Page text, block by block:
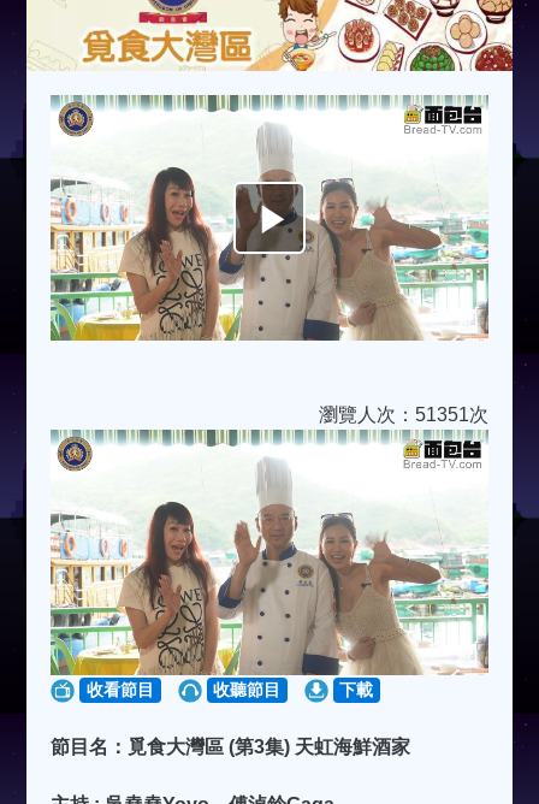
Play
Video
瀏覽人次：51351次
收看節目 收聽節目 下載
節目名：覓食大灣區 (第3集) 天虹海鮮酒家